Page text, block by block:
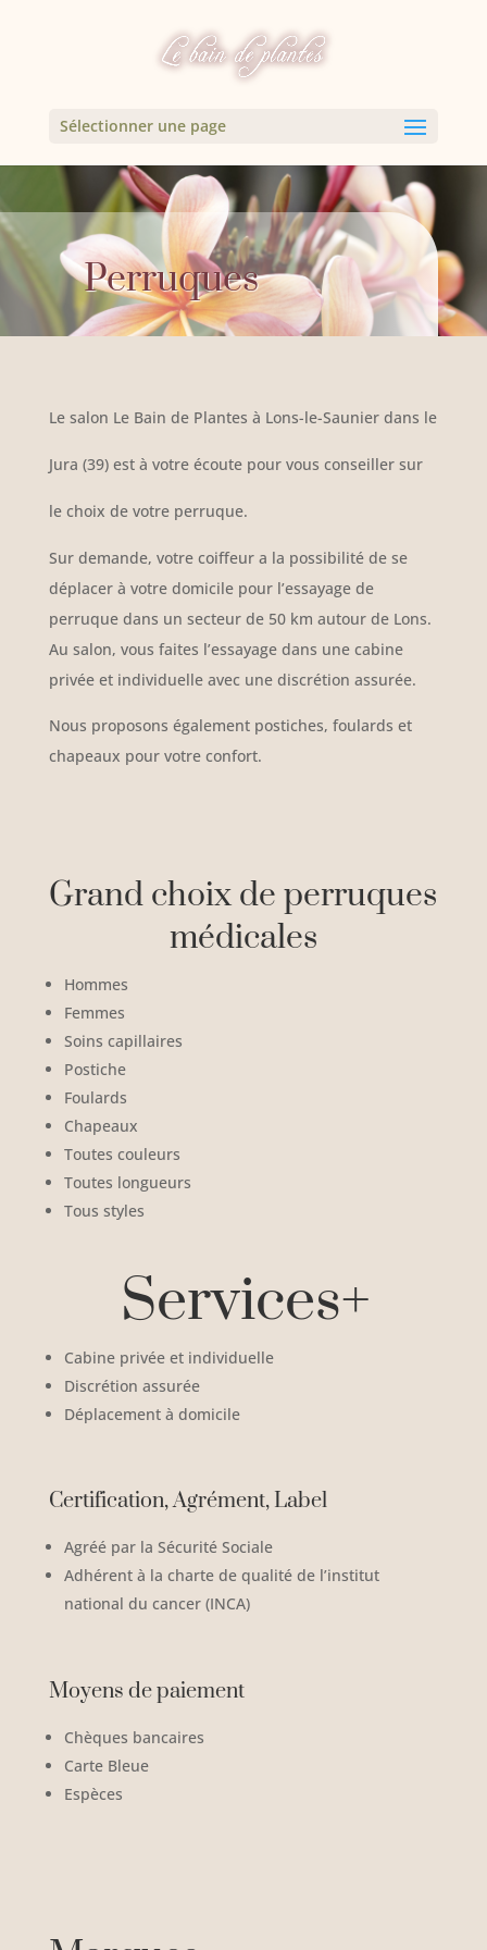
Sélectionner une page
Perruques
Le salon Le Bain de Plantes à Lons-le-Saunier dans le
Jura (39) est à votre écoute pour vous conseiller sur
le choix de votre perruque.
Sur demande, votre coiffeur a la possibilité de se
déplacer à votre domicile pour l’essayage de
perruque dans un secteur de 50 km autour de Lons.
Au salon, vous faites l’essayage dans une cabine
privée et individuelle avec une discrétion assurée.
Nous proposons également postiches, foulards et
chapeaux pour votre confort.
Grand choix de perruques
médicales
Hommes
Femmes
Soins capillaires
Postiche
Foulards
Chapeaux
Toutes couleurs
Toutes longueurs
Tous styles
Services+
Cabine privée et individuelle
Discrétion assurée
Déplacement à domicile
Certification, Agrément, Label
Agréé par la Sécurité Sociale
Adhérent à la charte de qualité de l’institut
national du cancer (INCA)
Moyens de paiement
Chèques bancaires
Carte Bleue
Espèces